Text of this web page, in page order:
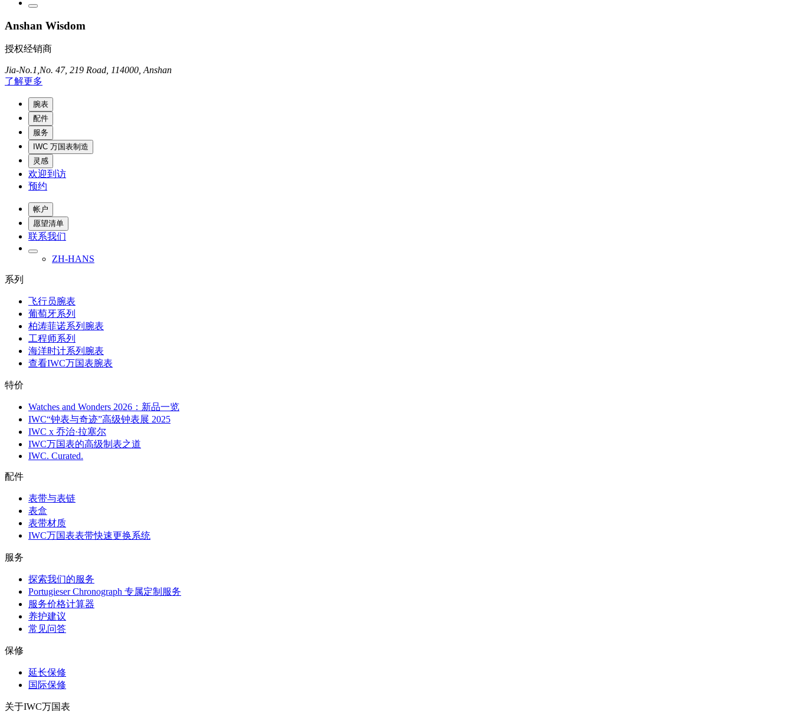
Anshan Wisdom
授权经销商
Jia-No.1,No. 47, 219 Road, 114000, Anshan
了解更多
腕表
配件
服务
IWC 万国表制造
灵感
欢迎到访
预约
帐户
愿望清单
联系我们
ZH-HANS
系列
飞行员腕表
葡萄牙系列
柏涛菲诺系列腕表
工程师系列
海洋时计系列腕表
查看IWC万国表腕表
特价
Watches and Wonders 2026：新品一览
IWC“钟表与奇迹”高级钟表展 2025
IWC x 乔治·拉塞尔
IWC万国表的高级制表之道
IWC. Curated.
配件
表带与表链
表盒
表带材质
IWC万国表表带快速更换系统
服务
探索我们的服务
Portugieser Chronograph 专属定制服务
服务价格计算器
养护建议
常见问答
保修
延长保修
国际保修
关于IWC万国表